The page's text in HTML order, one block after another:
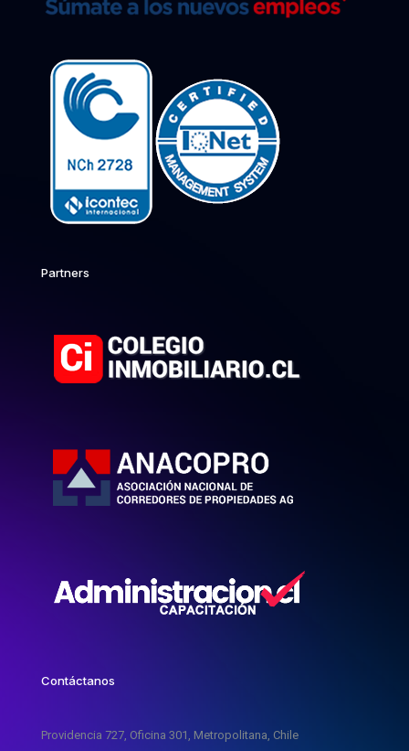
Partners
Contáctanos
Providencia 727, Oficina 301, Metropolitana, Chile